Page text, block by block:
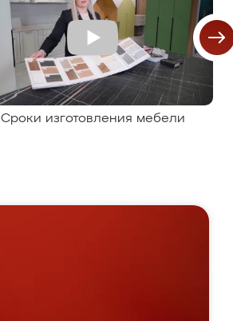
Сроки изготовления мебели